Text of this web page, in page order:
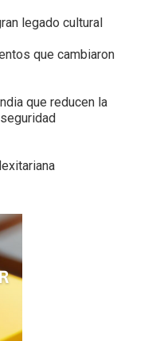
legado cultural
que cambiaron
que reducen la